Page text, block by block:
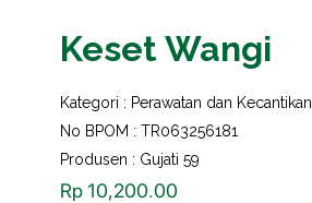
Keset Wangi
Kategori : Perawatan dan Kecantikan
No BPOM : TR063256181
Produsen : Gujati 59
Rp10,200.00